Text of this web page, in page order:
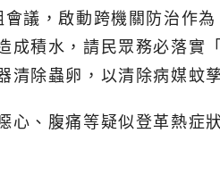
議，啟動跨機關防治作
積水，請民眾務必落實
清除蟲卵，以清除病媒蚊
、腹痛等疑似登革熱症